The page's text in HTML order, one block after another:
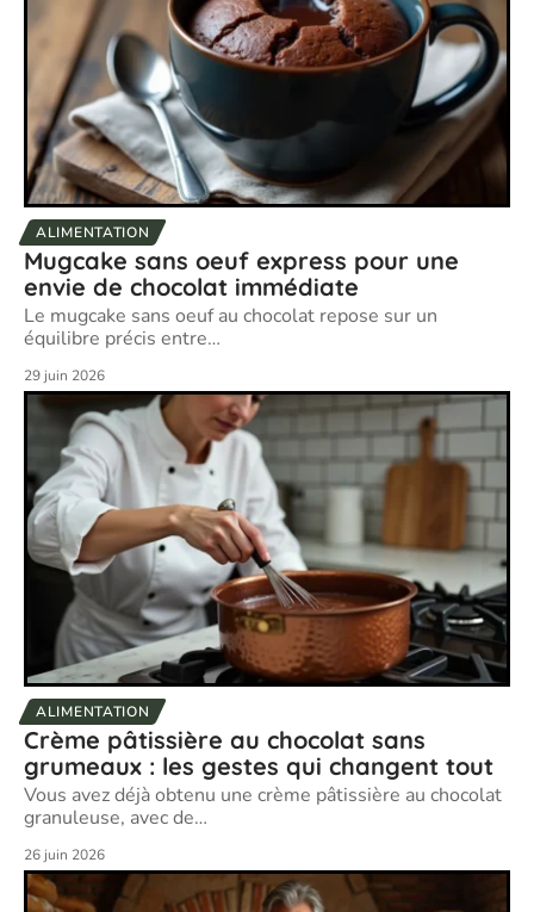
ALIMENTATION
Mugcake sans oeuf express pour une
envie de chocolat immédiate
Le mugcake sans oeuf au chocolat repose sur un
équilibre précis entre…
29 juin 2026
ALIMENTATION
Crème pâtissière au chocolat sans
grumeaux : les gestes qui changent tout
Vous avez déjà obtenu une crème pâtissière au chocolat
granuleuse, avec de…
26 juin 2026